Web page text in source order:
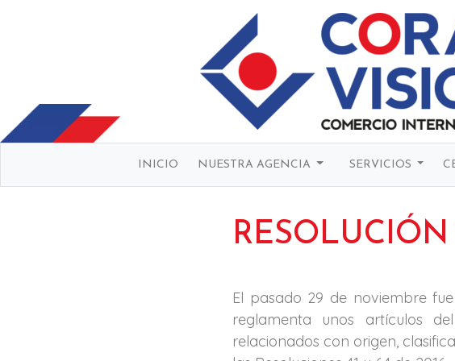
INICIO NUESTRA AGENCIA SERVICIOS
El pasado 29 de noviembre
reglamenta unos artículos
relacionados con origen,